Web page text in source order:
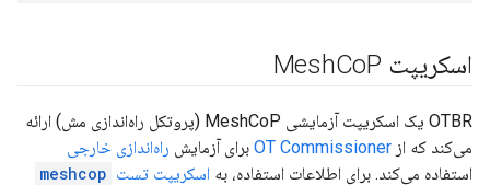
اسکریپت Mesh CoP
OTBR یک اسکریپت آزمایشی MeshCoP (پروتکل راه‌اندازی مش) ارائه
می‌کند که از OT Commissioner برای آزمایش راه‌اندازی خارجی
استفاده می‌کند. برای اطلاعات استفاده، به اسکریپت تست meshcop